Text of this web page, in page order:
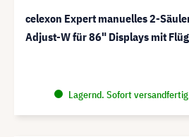
celexon Expert manuelles 2-
Adjust-W für 86" Displays mit
Lagernd. Sofort